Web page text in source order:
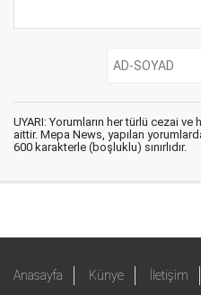
UYARI: Yorumların her türlü cezai
aittir. Mepa News, yapılan
600 karakterle (boşluklu) sınırlıdır.
Anasayfa Künye İletişim